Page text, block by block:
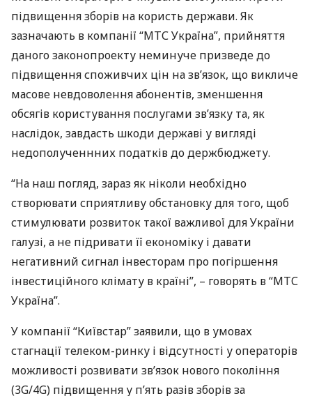
підвищення зборів на користь держави. Як
зазначають в компанії “МТСУкраїна”, прийняття
даного законопроекту неминуче призведе до
підвищення споживчих цін на зв’язок, що викличе
масове невдоволення абонентів, зменшення
обсягів користування послугами зв’язку та, як
наслідок, завдасть шкоди державі у вигляді
недополученнних податків до держбюджету.
“На наш погляд, зараз як ніколи необхідно
створювати сприятливу обстановку для того, щоб
стимулювати розвиток такої важливої ​​для України
галузі, а не підривати її економіку і давати
негативний сигнал інвесторам про погіршення
інвестиційного клімату в країні”, – говорять в “МТС
Україна”.
У компанії “Київстар” заявили, що в умовах
стагнації телеком-ринку і відсутності у операторів
можливості розвивати зв’язок нового покоління
(3G/4G) підвищення у п’ять разів зборів за